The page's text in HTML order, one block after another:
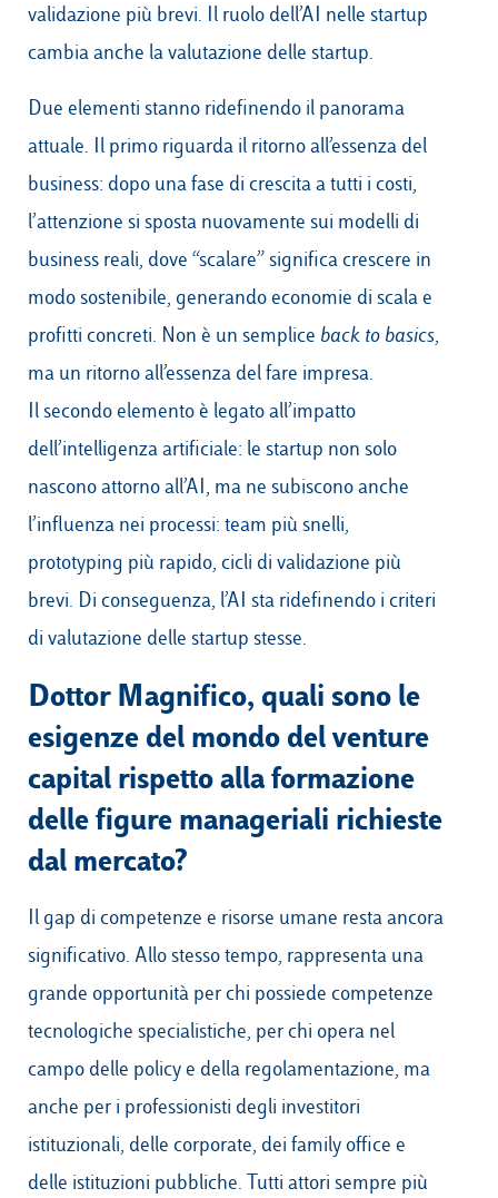
validazione più brevi. Il ruolo dell’AI nelle startup
cambia anche la valutazione delle startup.
Due elementi stanno ridefinendo il panorama
attuale. Il primo riguarda il ritorno all’essenza del
business: dopo una fase di crescita a tutti i costi,
l’attenzione si sposta nuovamente sui modelli di
business reali, dove “scalare” significa crescere in
modo sostenibile, generando economie di scala e
profitti concreti. Non è un semplice back to basics,
ma un ritorno all’essenza del fare impresa.
Il secondo elemento è legato all’impatto
dell’intelligenza artificiale: le startup non solo
nascono attorno all’AI, ma ne subiscono anche
l’influenza nei processi: team più snelli,
prototyping più rapido, cicli di validazione più
brevi. Di conseguenza, l’AI sta ridefinendo i criteri
di valutazione delle startup stesse.
Dottor Magnifico, quali sono le
esigenze del mondo del venture
capital rispetto alla formazione
delle figure manageriali richieste
dal mercato?
Il gap di competenze e risorse umane resta ancora
significativo. Allo stesso tempo, rappresenta una
grande opportunità per chi possiede competenze
tecnologiche specialistiche, per chi opera nel
campo delle policy e della regolamentazione, ma
anche per i professionisti degli investitori
istituzionali, delle corporate, dei family office e
delle istituzioni pubbliche. Tutti attori sempre più